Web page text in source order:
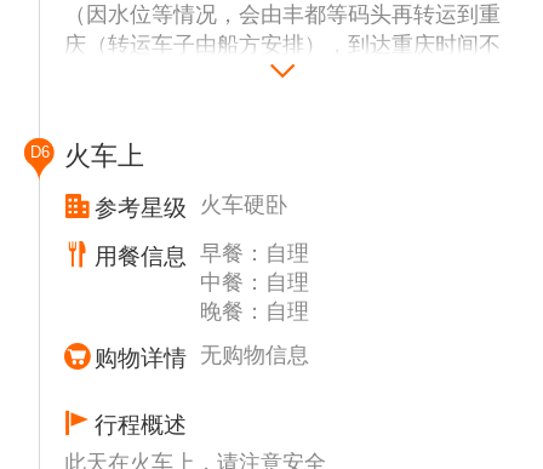
（因水位等情况，会由丰都等码头再转运到重
庆（转运车子由船方安排），到达重庆时间不
能确定，导游会和客人保持联系，到的晚可能
上岸后司机接客人（具体时间和集合地点以导
游提前一天晚上21:00前通知为准）统一出发
（备注：由于早上接的客人较多；如在约定的
时间以后赶到的敬请谅解）
【戴家巷崖壁步道】（参观时间约30分钟）位
于渝中区临江门魁星楼和洪崖洞之间的岩壁
上，落差约60米的崖壁下是嘉陵江，面对江北
嘴，东临洪崖洞，是重庆老城墙遗址。 戴家
巷崖壁步道呈“Z”字形，盘旋在陡坡之上，上
接戴家巷街区，向下过人行天桥即可到达嘉陵
D6 火车上
参考星级 火车硬卧
用餐信息
早餐：自理
中餐：自理
晚餐：自理
购物详情 无购物信息
行程概述
此天在火车上，请注意安全